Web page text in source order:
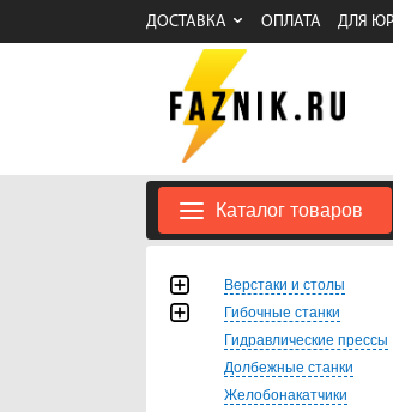
ДОСТАВКА ОПЛАТА ДЛЯ
Каталог товаров
Верстаки и столы
Гибочные станки
Гидравлические прессы
Долбежные станки
Желобонакатчики